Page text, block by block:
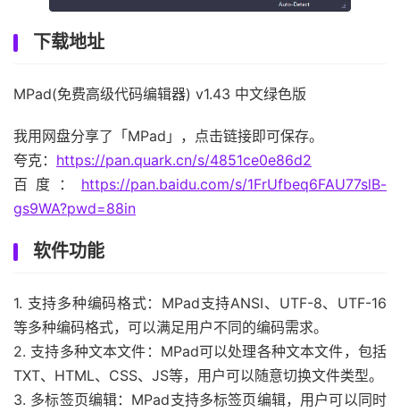
下载地址
MPad(免费高级代码编辑器) v1.43 中文绿色版
我用网盘分享了「MPad」，点击链接即可保存。
夸克： https://pan.quark.cn/s/4851ce0e86d2
百度： https://pan.baidu.com/s/1FrUfbeq6FAU77slB-
gs9WA?pwd=88in
软件功能
1. 支持多种编码格式：MPad支持ANSI、UTF-8、UTF-16
等多种编码格式，可以满足用户不同的编码需求。
2. 支持多种文本文件：MPad可以处理各种文本文件，包括
TXT、HTML、CSS、JS等，用户可以随意切换文件类型。
3. 多标签页编辑：MPad支持多标签页编辑，用户可以同时